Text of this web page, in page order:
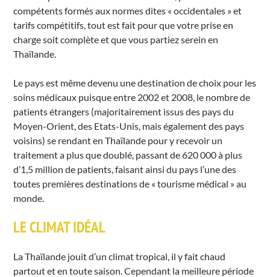
compétents formés aux normes dites « occidentales » et
tarifs compétitifs, tout est fait pour que votre prise en
charge soit complète et que vous partiez serein en
Thaïlande.
Le pays est même devenu une destination de choix pour les
soins médicaux puisque entre 2002 et 2008, le nombre de
patients étrangers (majoritairement issus des pays du
Moyen-Orient, des Etats-Unis, mais également des pays
voisins) se rendant en Thaïlande pour y recevoir un
traitement a plus que doublé, passant de 620 000 à plus
d’1,5 million de patients, faisant ainsi du pays l’une des
toutes premières destinations de « tourisme médical » au
monde.
LE CLIMAT IDÉAL
La Thaïlande jouit d’un climat tropical, il y fait chaud
partout et en toute saison. Cependant la meilleure période